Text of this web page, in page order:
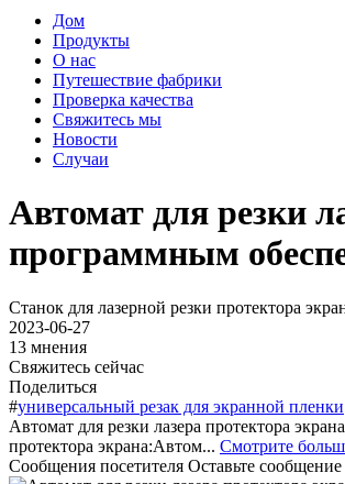
Дом
Продукты
О нас
Путешествие фабрики
Проверка качества
Свяжитесь мы
Новости
Случаи
Автомат для резки
программным
Станок для лазерной резки протектора
2023-06-27
13 мнения
Свяжитесь сейчас
Поделиться
#универсальный резак для экранной пленки
Автомат для резки лазера протектора
протектора экрана:Автом... Смотрите
Сообщения посетителя Оставьте сообщение